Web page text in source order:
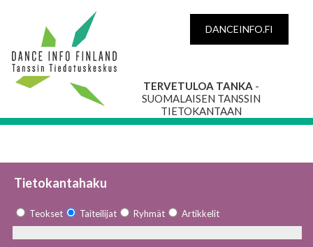
DANCEINFO.FI
TERVETULOA TANKA -
SUOMALAISEN TANSSIN
TIETOKANTAAN
Tietokantahaku
Teokset Taiteilijat Ryhmät Artikkelit